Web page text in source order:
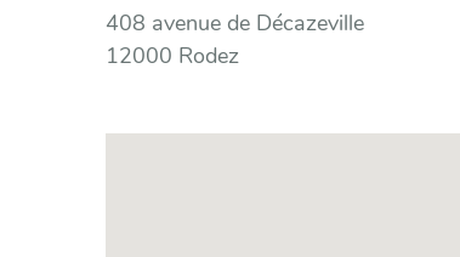
408 avenue de Décazeville
12000 Rodez